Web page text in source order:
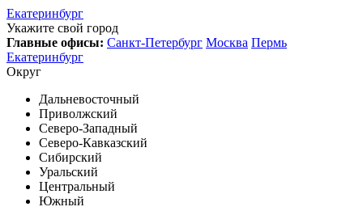
Екатеринбург
Укажите свой город
Главные офисы: Санкт-Петербург Москва Пермь
Екатеринбург
Округ
Дальневосточный
Приволжский
Северо-Западный
Северо-Кавказский
Сибирский
Уральский
Центральный
Южный